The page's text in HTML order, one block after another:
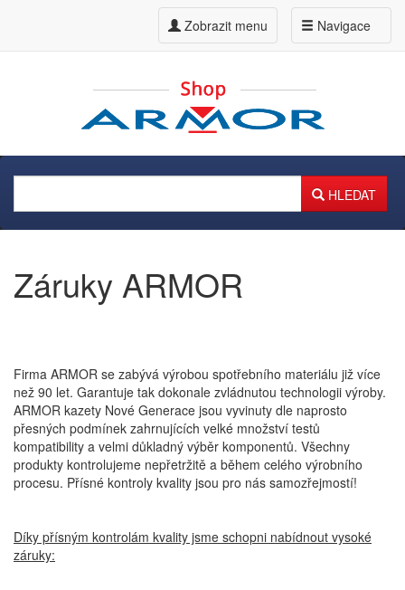
Navigace
Zobrazit menu
HLEDAT
Záruky ARMOR
Firma ARMOR se zabývá výrobou spotřebního materiálu již více
než 90 let. Garantuje tak dokonale zvládnutou technologii výroby.
ARMOR kazety Nové Generace jsou vyvinuty dle naprosto
přesných podmínek zahrnujících velké množství testů
kompatibility a velmi důkladný výběr komponentů. Všechny
produkty kontrolujeme nepřetržitě a během celého výrobního
procesu. Přísné kontroly kvality jsou pro nás samozřejmostí!
Díky přísným kontrolám kvality jsme schopni nabídnout vysoké
záruky: